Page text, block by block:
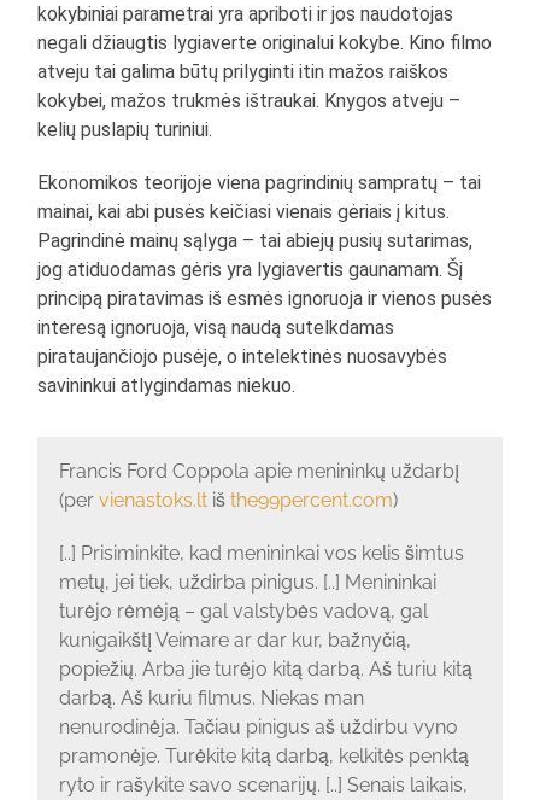
kokybiniai parametrai yra apriboti ir jos naudotojas
negali džiaugtis lygiaverte originalui kokybe. Kino filmo
atveju tai galima būtų prilyginti itin mažos raiškos
kokybei, mažos trukmės ištraukai. Knygos atveju –
kelių puslapių turiniui.
Ekonomikos teorijoje viena pagrindinių sampratų – tai
mainai, kai abi pusės keičiasi vienais gėriais į kitus.
Pagrindinė mainų sąlyga – tai abiejų pusių sutarimas,
jog atiduodamas gėris yra lygiavertis gaunamam. Šį
principą piratavimas iš esmės ignoruoja ir vienos pusės
interesą ignoruoja, visą naudą sutelkdamas
pirataujančiojo pusėje, o intelektinės nuosavybės
savininkui atlygindamas niekuo.
Francis Ford Coppola apie menininkų uždarbį
(per vienastoks.ltiš the99percent.com)
[..] Prisiminkite, kad menininkai vos kelis šimtus
metų, jei tiek, uždirba pinigus. [..] Menininkai
turėjo rėmėją – gal valstybės vadovą, gal
kunigaikštį Veimare ar dar kur, bažnyčią,
popiežių. Arba jie turėjo kitą darbą. Aš turiu kitą
darbą. Aš kuriu filmus. Niekas man
nenurodinėja. Tačiau pinigus aš uždirbu vyno
pramonėje. Turėkite kitą darbą, kelkitės penktą
ryto ir rašykite savo scenarijų. [..] Senais laikais,